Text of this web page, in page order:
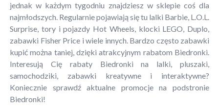
jednak w każdym tygodniu znajdziesz w sklepie coś dla
najmłodszych. Regularnie pojawiają się tu lalki Barbie, L.O.L.
Surprise, tory i pojazdy Hot Wheels, klocki LEGO, Duplo,
zabawki Fisher Price i wiele innych. Bardzo często zabawki
kupić można taniej, dzięki atrakcyjnym rabatom Biedronki.
Interesują Cię rabaty Biedronki na lalki, pluszaki,
samochodziki, zabawki kreatywne i interaktywne?
Koniecznie sprawdź aktualne promocje na podstronie
Biedronki!